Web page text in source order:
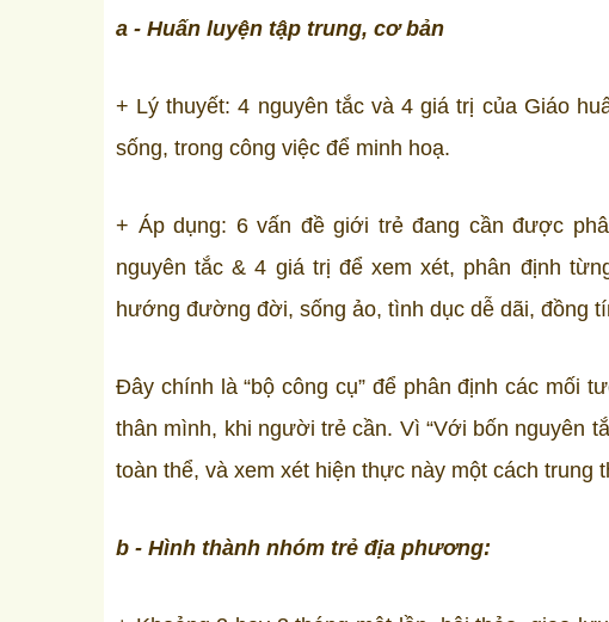
a - Huấn luyện tập trung, cơ bản
+ Lý thuyết: 4 nguyên tắc và 4 giá trị của Giáo
sống, trong công việc để minh hoạ.
+ Áp dụng: 6 vấn đề giới trẻ đang cần được
nguyên tắc & 4 giá trị để xem xét, phân định
hướng đường đời, sống ảo, tình dục dễ dãi, đồng
Đây chính là “bộ công cụ” để phân định các mối
thân mình, khi người trẻ cần. Vì “Với bốn nguyên
toàn thể, và xem xét hiện thực này một cách trung
b - Hình thành nhóm trẻ địa phương: